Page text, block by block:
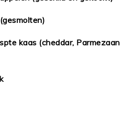
kaas (cheddar, Parmezaan